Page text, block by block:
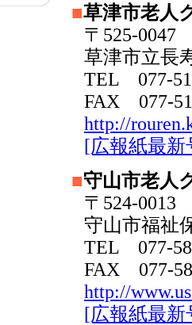
■草津市老人
〒525-0047
草津市立長
TEL 077-
FAX 077-
http://
[広報紙最
■守山市老人
〒524-0013
守山市福祉
TEL 077-
FAX 077-
http://
[広報紙最